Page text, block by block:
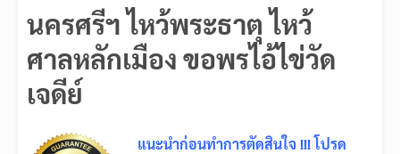
นครศรีฯ ไหว้พระธาตุ ไหว้
ศาลหลักเมือง ขอพรไอ้ไข่วัด
เจดีย์
แนะนำก่อนทำการตัดสินใจ !!! โปรด